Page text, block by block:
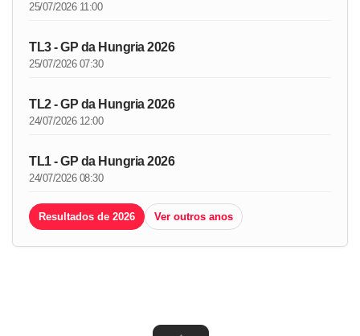
25/07/2026 11:00
TL3 - GP da Hungria 2026
25/07/2026 07:30
TL2 - GP da Hungria 2026
24/07/2026 12:00
TL1 - GP da Hungria 2026
24/07/2026 08:30
Resultados de 2026 Ver outros anos